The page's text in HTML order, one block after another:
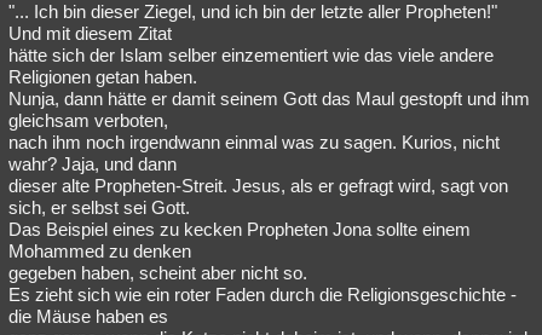
"... Ich bin dieser Ziegel, und ich bin der letzte aller Propheten!"
Und mit diesem Zitat
hätte sich der Islam selber einzementiert wie das viele andere
Religionen getan haben.
Nunja, dann hätte er damit seinem Gott das Maul gestopft und ihm
gleichsam verboten,
nach ihm noch irgendwann einmal was zu sagen. Kurios, nicht
wahr? Jaja, und dann
dieser alte Propheten-Streit. Jesus, als er gefragt wird, sagt von
sich, er selbst sei Gott.
Das Beispiel eines zu kecken Propheten Jona sollte einem
Mohammed zu denken
gegeben haben, scheint aber nicht so.
Es zieht sich wie ein roter Faden durch die Religionsgeschichte -
die Mäuse haben es